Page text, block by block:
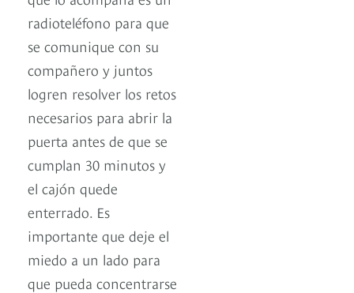
radioteléfono para que
se comunique con su
compañero y juntos
logren resolver los retos
necesarios para abrir la
puerta antes de que se
cumplan 30 minutos y
el cajón quede
enterrado. Es
importante que deje el
miedo a un lado para
que pueda concentrarse